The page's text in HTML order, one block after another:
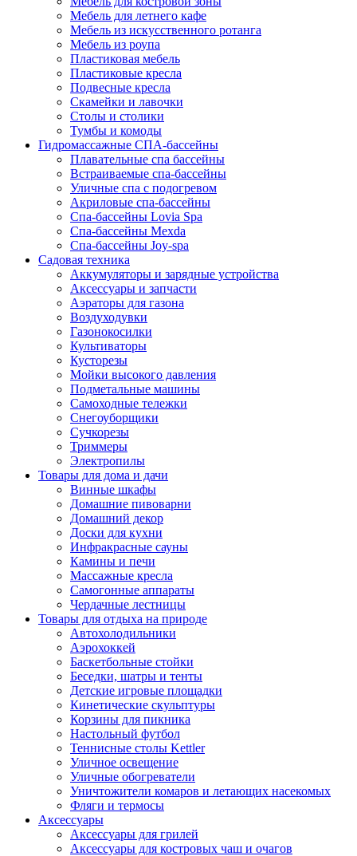
Мебель для летнего кафе
Мебель из искусственного ротанга
Мебель из роупа
Пластиковая мебель
Пластиковые кресла
Подвесные кресла
Скамейки и лавочки
Столы и столики
Тумбы и комоды
Гидромассажные СПА-бассейны
Плавательные спа бассейны
Встраиваемые спа-бассейны
Уличные спа с подогревом
Акриловые спа-бассейны
Спа-бассейны Lovia Spa
Спа-бассейны Mexda
Спа-бассейны Joy-spa
Садовая техника
Аккумуляторы и зарядные устройства
Аксессуары и запчасти
Аэраторы для газона
Воздуходувки
Газонокосилки
Культиваторы
Кусторезы
Мойки высокого давления
Подметальные машины
Самоходные тележки
Снегоуборщики
Сучкорезы
Триммеры
Электропилы
Товары для дома и дачи
Винные шкафы
Домашние пивоварни
Домашний декор
Доски для кухни
Инфракрасные сауны
Камины и печи
Массажные кресла
Самогонные аппараты
Чердачные лестницы
Товары для отдыха на природе
Автохолодильники
Аэрохоккей
Баскетбольные стойки
Беседки, шатры и тенты
Детские игровые площадки
Кинетические скульптуры
Корзины для пикника
Настольный футбол
Теннисные столы Kettler
Уличное освещение
Уличные обогреватели
Уничтожители комаров и летающих насекомых
Фляги и термосы
Аксессуары
Аксессуары для грилей
Аксессуары для костровых чаш и очагов